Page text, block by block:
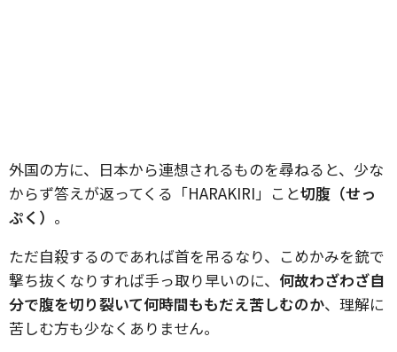
外国の方に、日本から連想されるものを尋ねると、少な
からず答えが返ってくる「HARAKIRI」こと切腹（せっ
ぷく） 。
ただ自殺するのであれば首を吊るなり、こめかみを銃で
撃ち抜くなりすれば手っ取り早いのに、 何故わざわざ自
分で腹を切り裂いて何時間ももだえ苦しむのか、理解に
苦しむ方も少なくありません。